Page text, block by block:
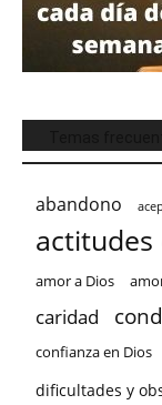
abandono
actitudes
amor a Dios
caridad
confianza en Dios
dificultades y